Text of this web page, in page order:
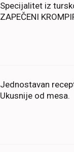
Specijalitet iz
ZAPEČENI
Jednostavan
Ukusnije od mesa.